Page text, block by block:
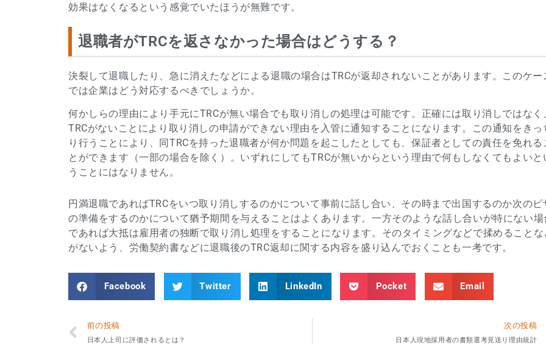
効果はなくなるという感覚でいたほうが無難です。
退職者がTRCを返さなかった場合はどうする？
決裂して退職したり、急に消えたなどによる退職の場合はTRCが返却されないことがあります。このケー
では企業はどう対応するべきでしょうか。
何かしらの理由により手元にTRCが無い場合でも取り消しの処理は可能です。正確には取り消しではなく
TRCがないことにより取り消しの申請ができない理由を入管に通知することになります。この通知をきっ
り行うことにより、同TRCを持った退職者が何か問題を起こしたとしても、保証者としての責任を免れる
とができます（一部の場合を除く）。いずれにしてもTRCが無いからという理由で何もしなくてもよいと
うことにはなりません。
円満退職であればTRCをいつ取り消しするのかについて事前に話し合い、その時まで出国するのか次のビ
の準備をするのかについて猶予期間を与えることはよくあります。一方そのような話し合いが特にない場
であれば大抵は雇用者の独断で取り消し処理をすることになります。そのタイミングなどで揉めることな
がないよう、労働契約書などに退職後のTRC返却に関する内容を盛り込んでおくことも一考です。
Facebook Twitter LinkedIn Pocket Email
前の投稿
日本人上司に評価されるとは？
次の投稿
日本人現地採用者の書類選考見送り理由統計